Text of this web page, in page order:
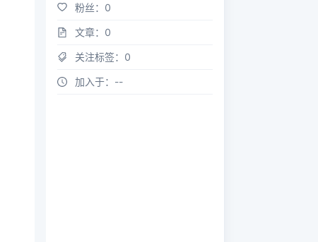
粉丝： 0
文章： 0
关注标签： 0
加入于： --